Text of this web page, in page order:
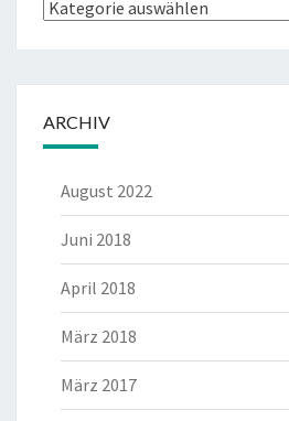
Kategorien
ARCHIV
August 2022
Juni 2018
April 2018
März 2018
März 2017